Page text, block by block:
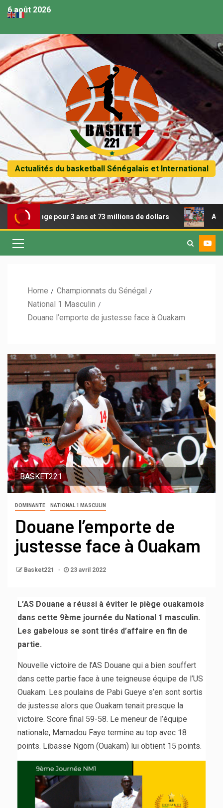
6 août 2026
Actualités du basketball Sénégalais et International
pour 3 ans et 73 millions de dollars Afrobasket
Home
Championnats du Sénégal
National 1 Masculin
Douane l’emporte de justesse face à Ouakam
BASKET221
DOMINANTE NATIONAL 1 MASCULIN
Douane l’emporte de
justesse face à Ouakam
Basket221 23 avril 2022
L’AS Douane a réussi à éviter le piège ouakamois
dans cette 9ème journée du National 1 masculin.
Les gabelous se sont tirés d’affaire en fin de
partie.
Nouvelle victoire de l’AS Douane qui a bien souffert
dans cette partie face à une teigneuse équipe de l’US
Ouakam. Les poulains de Pabi Gueye s’en sont sortis
de justesse alors que Ouakam tenait presque la
victoire. Score final 59-58. Le meneur de l’équipe
nationale, Mamadou Faye termine au top avec 18
points. Libasse Ngom (Ouakam) lui obtient 15 points.